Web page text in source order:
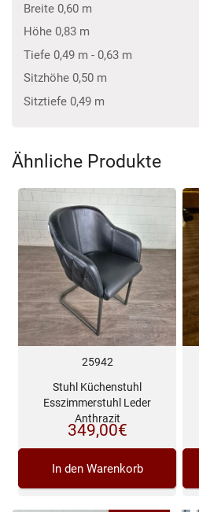
Breite 0,60 m
Höhe 0,83 m
Tiefe 0,49 m - 0,63 m
Sitzhöhe 0,50 m
Sitztiefe 0,49 m
Ähnliche Produkte
25942
Stuhl Küchenstuhl
Esszimmerstuhl Leder
Anthrazit
349,00€
In den Warenkorb